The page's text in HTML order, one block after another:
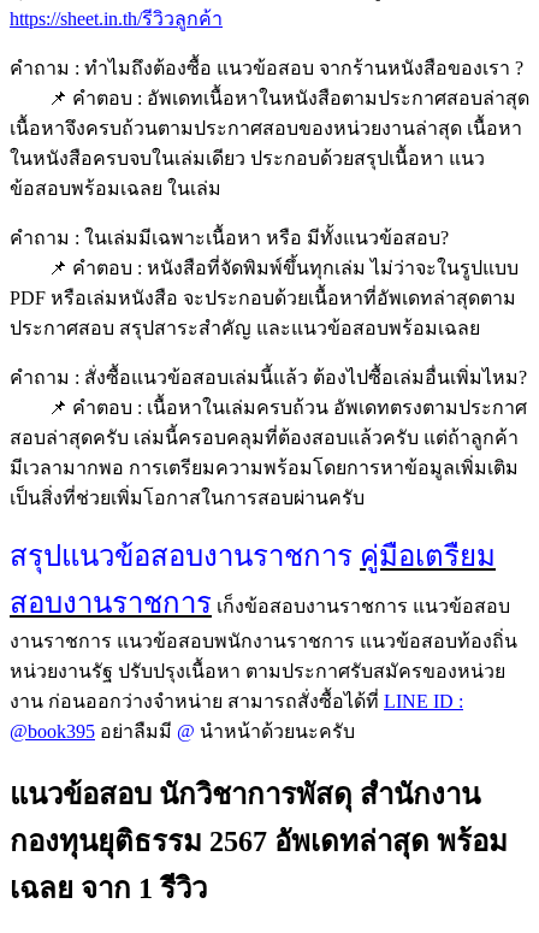
https://sheet.in.th/รีวิวลูกค้า
คำถาม : ทำไมถึงต้องซื้อ แนวข้อสอบ จากร้านหนังสือของเรา ?
📌 คำตอบ : อัพเดทเนื้อหาในหนังสือตามประกาศสอบล่าสุด
เนื้อหาจึงครบถ้วนตามประกาศสอบของหน่วยงานล่าสุด เนื้อหา
ในหนังสือครบจบในเล่มเดียว ประกอบด้วยสรุปเนื้อหา แนว
ข้อสอบพร้อมเฉลย ในเล่ม
คำถาม : ในเล่มมีเฉพาะเนื้อหา หรือ มีทั้งแนวข้อสอบ?
📌 คำตอบ : หนังสือที่จัดพิมพ์ขึ้นทุกเล่ม ไม่ว่าจะในรูปแบบ
PDF หรือเล่มหนังสือ จะประกอบด้วยเนื้อหาที่อัพเดทล่าสุดตาม
ประกาศสอบ สรุปสาระสำคัญ และแนวข้อสอบพร้อมเฉลย
คำถาม : สั่งซื้อแนวข้อสอบเล่มนี้แล้ว ต้องไปซื้อเล่มอื่นเพิ่มไหม?
📌 คำตอบ : เนื้อหาในเล่มครบถ้วน อัพเดทตรงตามประกาศ
สอบล่าสุดครับ เล่มนี้ครอบคลุมที่ต้องสอบแล้วครับ แต่ถ้าลูกค้า
มีเวลามากพอ การเตรียมความพร้อมโดยการหาข้อมูลเพิ่มเติม
เป็นสิ่งที่ช่วยเพิ่มโอกาสในการสอบผ่านครับ
สรุปแนวข้อสอบงานราชการ คู่มือเตรืยม
สอบงานราชการ เก็งข้อสอบงานราชการ แนวข้อสอบ
งานราชการ แนวข้อสอบพนักงานราชการ แนวข้อสอบท้องถิ่น
หน่วยงานรัฐ ปรับปรุงเนื้อหา ตามประกาศรับสมัครของหน่วย
งาน ก่อนออกว่างจำหน่าย สามารถสั่งซื้อได้ที่ LINE ID :
@book395 อย่าลืมมี @ นำหน้าด้วยนะครับ
แนวข้อสอบ นักวิชาการพัสดุ สำนักงาน
กองทุนยุติธรรม 2567 อัพเดทล่าสุด พร้อม
เฉลย จาก 1 รีวิว